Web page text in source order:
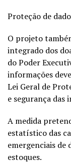
Proteção de
O projeto
integrado dos
do Poder
informações
Lei Geral de
e segurança das
A medida
estatístico das
emergenciais de
estoques.